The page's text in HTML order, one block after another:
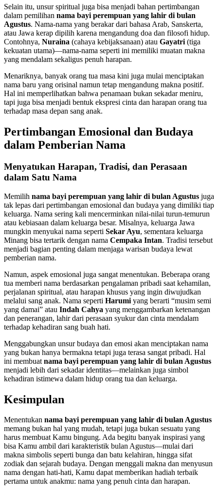
Selain itu, unsur spiritual juga bisa menjadi bahan pertimbangan
dalam pemilihan nama bayi perempuan yang lahir di bulan
Agustus. Nama-nama yang berakar dari bahasa Arab, Sanskerta,
atau Jawa kerap dipilih karena mengandung doa dan filosofi hidup.
Contohnya, Nuraina (cahaya kebijaksanaan) atau Gayatri (tiga
kekuatan utama)—nama-nama seperti ini memiliki muatan makna
yang mendalam sekaligus penuh harapan.
Menariknya, banyak orang tua masa kini juga mulai menciptakan
nama baru yang orisinal namun tetap mengandung makna positif.
Hal ini memperlihatkan bahwa penamaan bukan sekadar meniru,
tapi juga bisa menjadi bentuk ekspresi cinta dan harapan orang tua
terhadap masa depan sang anak.
Pertimbangan Emosional dan Budaya
dalam Pemberian Nama
Menyatukan Harapan, Tradisi, dan Perasaan
dalam Satu Nama
Memilih nama bayi perempuan yang lahir di bulan Agustus juga
tak lepas dari pertimbangan emosional dan budaya yang dimiliki tiap
keluarga. Nama sering kali mencerminkan nilai-nilai turun-temurun
atau kebiasaan dalam keluarga besar. Misalnya, keluarga Jawa
mungkin menyukai nama seperti Sekar Ayu, sementara keluarga
Minang bisa tertarik dengan nama Cempaka Intan. Tradisi tersebut
menjadi bagian penting dalam menjaga warisan budaya lewat
pemberian nama.
Namun, aspek emosional juga sangat menentukan. Beberapa orang
tua memberi nama berdasarkan pengalaman pribadi saat kehamilan,
perjalanan spiritual, atau harapan khusus yang ingin diwujudkan
melalui sang anak. Nama seperti Harumi yang berarti “musim semi
yang damai” atau Indah Cahya yang menggambarkan ketenangan
dan penerangan, lahir dari perasaan syukur dan cinta mendalam
terhadap kehadiran sang buah hati.
Menggabungkan unsur budaya dan emosi akan menciptakan nama
yang bukan hanya bermakna tetapi juga terasa sangat pribadi. Hal
ini membuat nama bayi perempuan yang lahir di bulan Agustus
menjadi lebih dari sekadar identitas—melainkan juga simbol
kehadiran istimewa dalam hidup orang tua dan keluarga.
Kesimpulan
Menentukan nama bayi perempuan yang lahir di bulan Agustus
memang bukan hal yang mudah, tetapi juga bukan sesuatu yang
harus membuat Kamu bingung. Ada begitu banyak inspirasi yang
bisa Kamu ambil dari karakteristik bulan Agustus—mulai dari
makna simbolis seperti bunga dan batu kelahiran, hingga sifat
zodiak dan sejarah budaya. Dengan menggali makna dan menyusun
nama dengan hati-hati, Kamu dapat memberikan hadiah terbaik
pertama untuk anakmu: nama yang penuh cinta dan harapan.